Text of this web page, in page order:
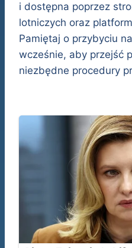
i dostępna poprzez
lotniczych oraz
Pamiętaj o przybyciu
wcześnie, aby przejść
niezbędne procedury